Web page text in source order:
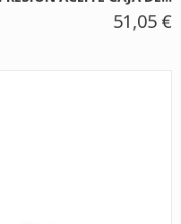
51,05 €